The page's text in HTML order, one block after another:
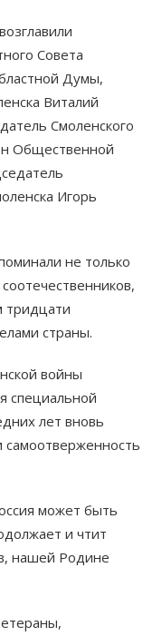
Совета
Думы,
Виталий
Смоленского
Общественной
Игорь
не только
тридцати
страны.
войны
специальной
лет вновь
самоотверженность
может быть
и чтит
нашей Родине